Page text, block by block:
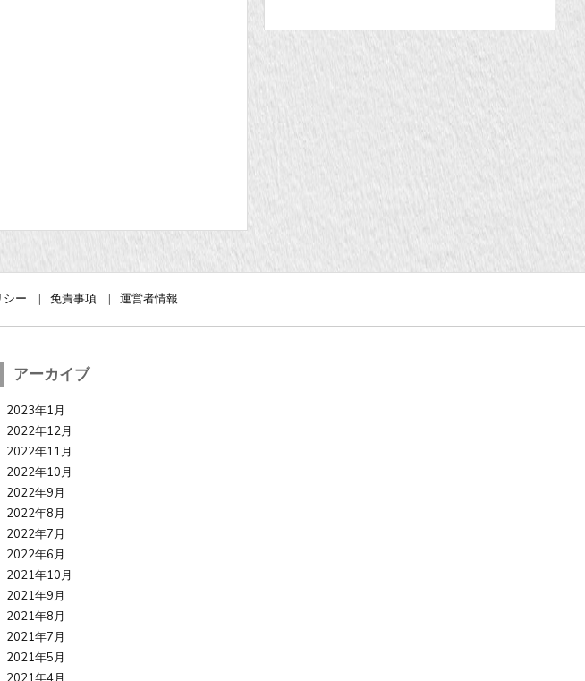
シー 免責事項 運営者情報
アーカイブ
2023年1月
2022年12月
2022年11月
2022年10月
2022年9月
2022年8月
2022年7月
2022年6月
2021年10月
2021年9月
2021年8月
2021年7月
2021年5月